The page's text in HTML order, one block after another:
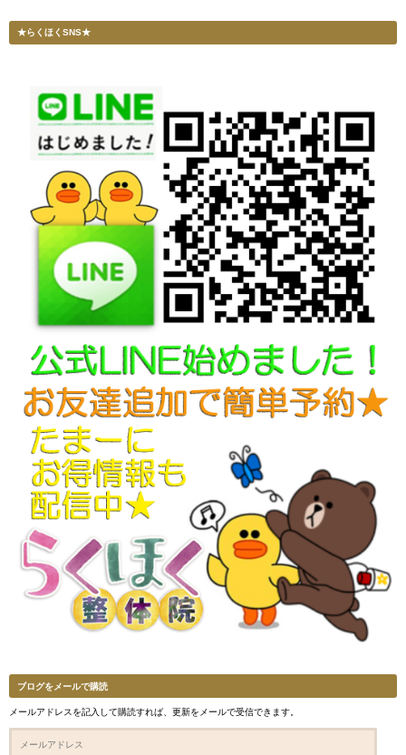
★らくほくSNS★
ブログをメールで購読
メールアドレスを記入して購読すれば、更新をメールで受信できます。